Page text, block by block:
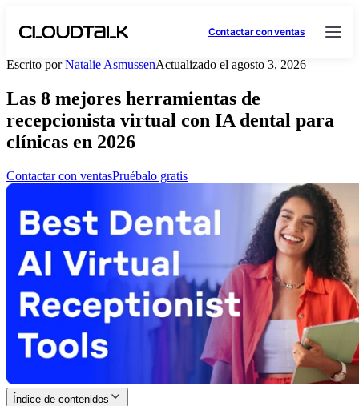
Contactar con ventas
Escrito porNatalie AsmussenActualizado el agosto 3, 2026
Las 8 mejores herramientas de
recepcionista virtual con IA dental para
clínicas en 2026
Contactar con ventasPruébalo gratis
Índice de contenidos